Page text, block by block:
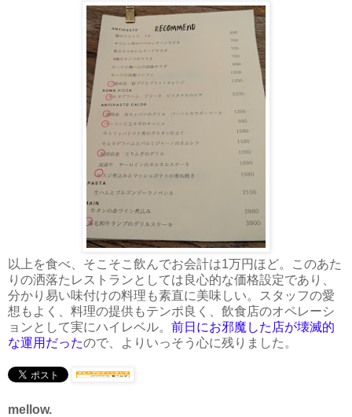
以上を食べ、そこそこ飲んでお会計は1万円ほど。このあた
りの洒落たレストランとしては良心的な価格設定であり、
分かり易い味付けの料理も素直に美味しい。スタッフの愛
想もよく、料理の提供もテンポ良く、飲食店のオペレーシ
ョンとして実にハイレベル。 前日にお邪魔した店が壊滅的
な運用だったので、よりいっそう心に残りました。
mellow.